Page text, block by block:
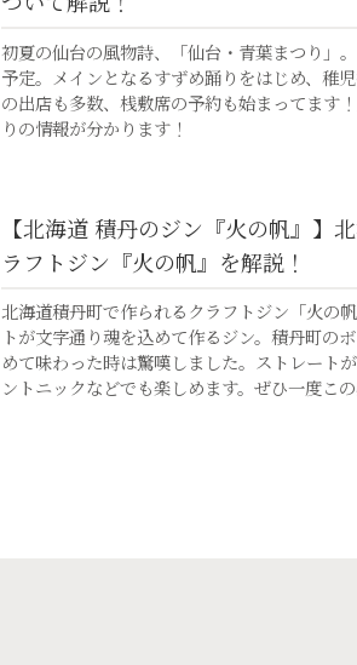
初夏の仙台の風物詩、「仙台・青葉まつり」
予定。メインとなるすずめ踊りをはじめ、稚
の出店も多数、桟敷席の予約も始まってます
りの情報が分かります！
【北海道 積丹のジン『火の帆』】
ラフトジン『火の帆』を解説！
北海道積丹町で作られるクラフトジン「火の
トが文字通り魂を込めて作るジン。積丹町の
めて味わった時は驚嘆しました。ストレート
ントニックなどでも楽しめます。ぜひ一度こ